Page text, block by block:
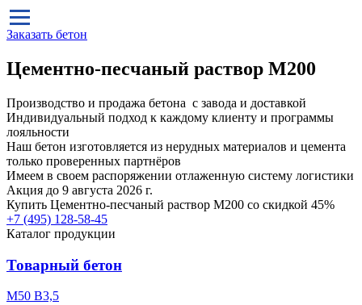
Заказать бетон
Цементно-песчаный раствор М200
Производство и продажа бетона с завода и доставкой
Индивидуальный подход к каждому клиенту и программы
лояльности
Наш бетон изготовляется из нерудных материалов и цемента
только проверенных партнёров
Имеем в своем распоряжении отлаженную систему логистики
Акция до 9 августа 2026 г.
Купить Цементно-песчаный раствор М200 со скидкой 45%
+7 (495) 128-58-45
Каталог продукции
Товарный бетон
М50 В3,5